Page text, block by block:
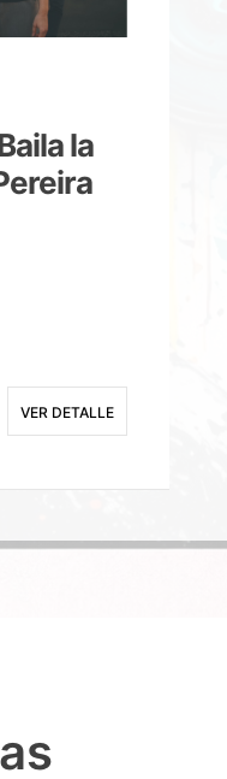
la
VER DETALLE